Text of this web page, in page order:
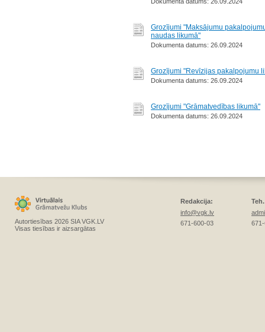
Grozījumi "Maksājumu
naudas likumā"
Dokumenta datums: 26.09.2024
Grozījumi "Revīzijas pakalpojumu
Dokumenta datums: 26.09.2024
Grozījumi "Grāmatvedības likumā"
Dokumenta datums: 26.09.2024
Autortiesības 2026 SIA VGK.LV
Visas tiesības ir aizsargātas
Redakcija:
info@vgk.lv
671-600-03